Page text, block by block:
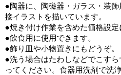
●陶器に、陶磁器・ガラス・装
接イラストを描いています。
●焼き付け作業を含めた価格設定
●飲食用に使用できます。
●飾り皿や小物置きにもどうぞ。
●洗う場合はたわしなどでこす
ってください。食器用洗剤で洗